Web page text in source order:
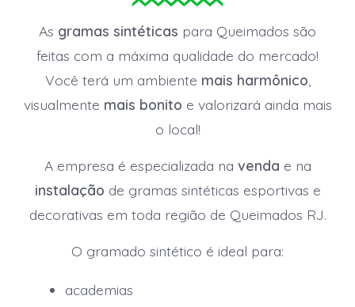
As gramas sintéticas para Queimados são
feitas com a máxima qualidade do mercado!
Você terá um ambiente mais harmônico
visualmente mais bonito e valorizará ainda mais
o local!
A empresa é especializada na venda e na
instalação de gramas sintéticas esportivas e
decorativas em toda região de Queimados RJ.
O gramado sintético é ideal para:
academias